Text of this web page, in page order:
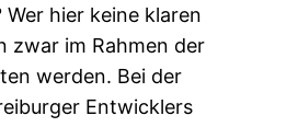
hier keine klaren
zwar im Rahmen der
werden. Bei der
Entwicklers